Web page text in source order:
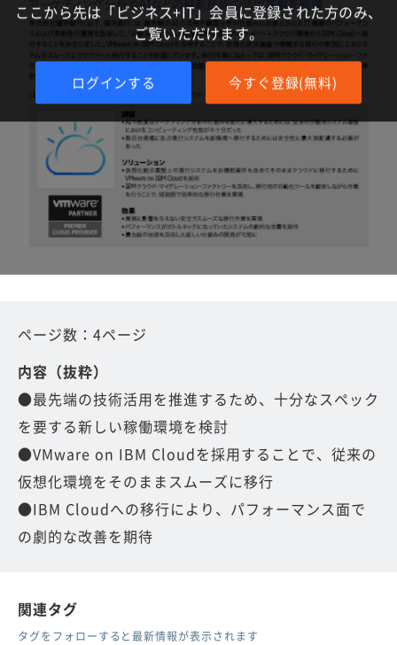
ここから先は「ビジネス+IT」会員に登録された方のみ、
ご覧いただけます。
ログインする 今すぐ登録(無料)
ページ数：4ページ
内容（抜粋）
●最先端の技術活用を推進するため、十分なスペック
を要する新しい稼働環境を検討
●VMware on IBM Cloudを採用することで、従来の
仮想化環境をそのままスムーズに移行
●IBM Cloudへの移行により、パフォーマンス面で
の劇的な改善を期待
関連タグ
タグをフォローすると最新情報が表示されます